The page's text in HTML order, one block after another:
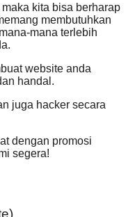
kita bisa berharap
membutuhkan
mana terlebih
website anda
handal.
juga hacker secara
dengan promosi
segera!